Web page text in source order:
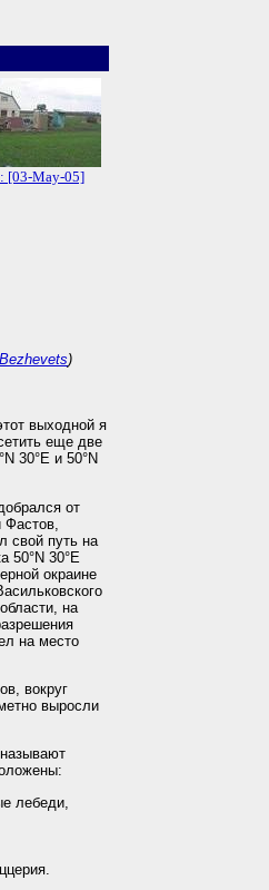
[03-May-05]
)
выходной я
еще две
30°E и 50°N
от
Фастов,
свой путь на
50°N 30°E
окраине
на
на место
вокруг
выросли
лебеди,